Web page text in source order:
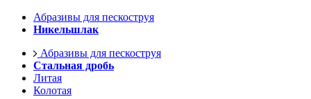
Абразивы для пескоструя
Никельшлак
Абразивы для пескоструя
Стальная дробь
Литая
Колотая